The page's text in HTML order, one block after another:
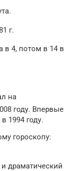
г.
в 4, потом в 14 в
на
году. Впервые
1994 году.
гороскопу:
драматический